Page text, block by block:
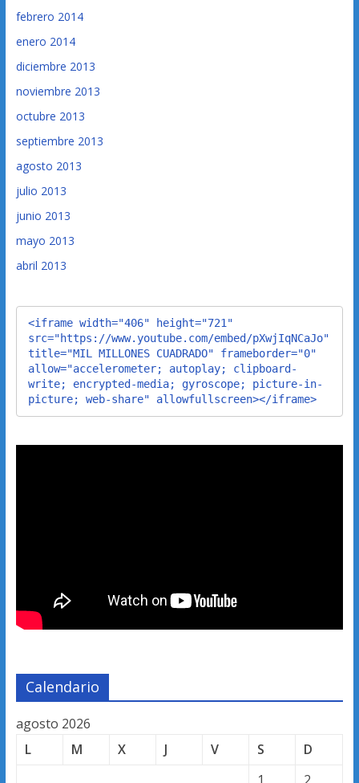
febrero 2014
enero 2014
diciembre 2013
noviembre 2013
octubre 2013
septiembre 2013
agosto 2013
julio 2013
junio 2013
mayo 2013
abril 2013
<iframe width="406" height="721"
src="https://www.youtube.com/embed/pXwjIqNCaJo"
title="MIL MILLONES CUADRADO" frameborder="0"
allow="accelerometer; autoplay; clipboard-
write; encrypted-media; gyroscope; picture-in-
picture; web-share" allowfullscreen></iframe>
Calendario
agosto 2026
L
M X J V S
D